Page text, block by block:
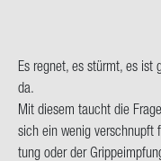
Es reg­net, es stürmt, es ist
da.
Mit die­sem taucht die
sich ein wenig ver­schnupft
tung oder der